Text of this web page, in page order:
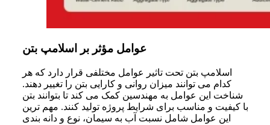
عوامل مؤثر بر اسلامپ بتن
اسلامپ بتن تحت تاثیر عوامل مختلفی قرار دارد که هر
کدام می توانند میزان روانی و کارایی بتن را تغییر دهند.
شناخت این عوامل به مهندسین کمک می کند تا بتوانند بتن
با کیفیت و مناسب برای شرایط پروژه تولید کنند. مهم ترین
این عوامل شامل نسبت آب به سیمان، نوع و دانه بندی